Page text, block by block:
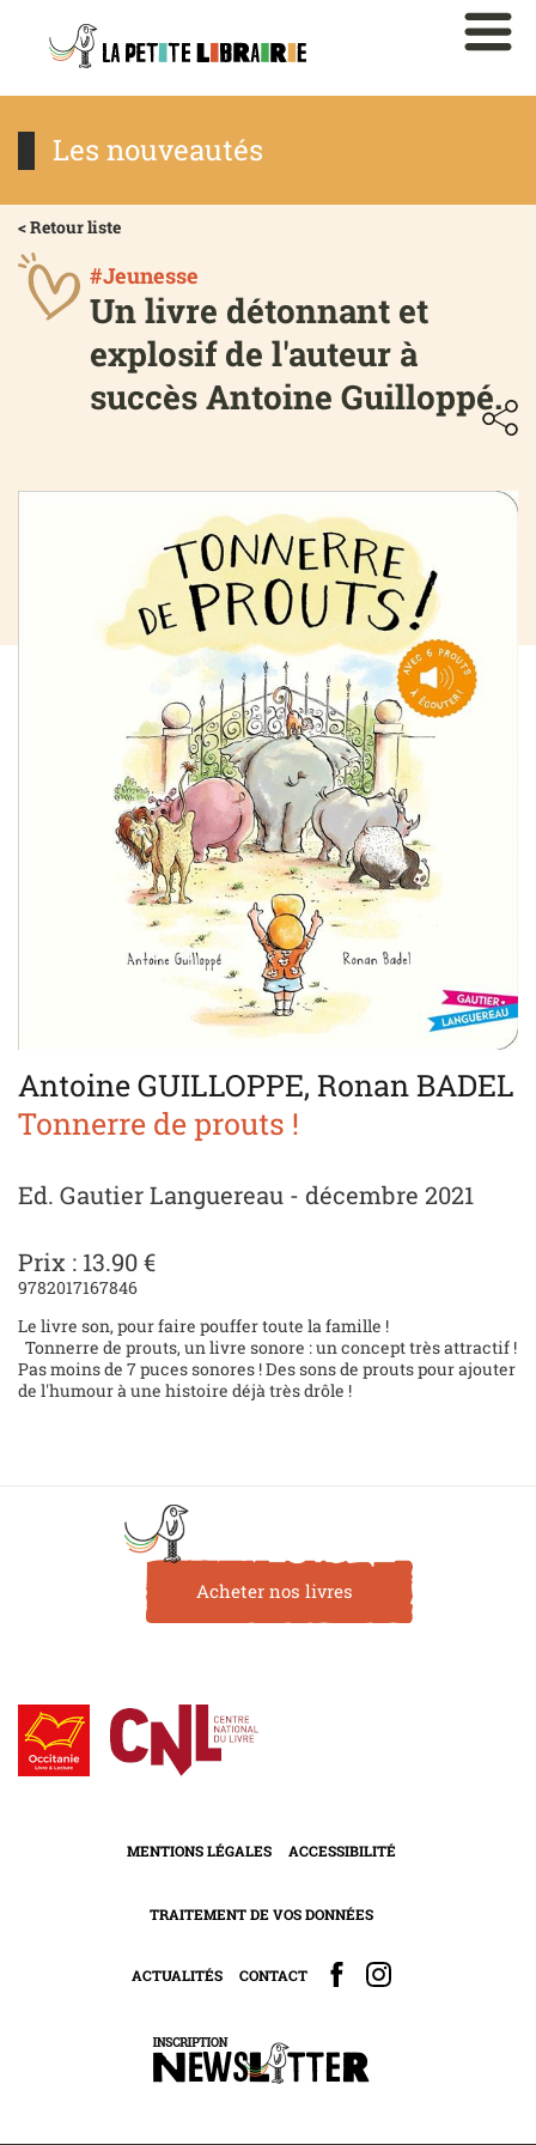
Les nouveautés
< Retour liste
#Jeunesse
Un livre détonnant et
explosif de l'auteur à
succès Antoine Guilloppé.
Antoine GUILLOPPE, Ronan BADEL
Tonnerre de prouts !
Ed. Gautier Languereau - décembre 2021
Prix : 13.90 €
9782017167846
Le livre son, pour faire pouffer toute la famille !
Tonnerre de prouts, un livre sonore : un concept très attractif !
Pas moins de 7 puces sonores ! Des sons de prouts pour ajouter
de l'humour à une histoire déjà très drôle !
Acheter nos livres
MENTIONS LÉGALES ACCESSIBILITÉ
TRAITEMENT DE VOS DONNÉES
ACTUALITÉS CONTACT